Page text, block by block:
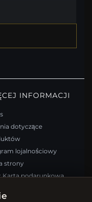
INFORMACJI
dotyczące
lojalnościowy
strony
Karta podarunkowa
się z newslettera